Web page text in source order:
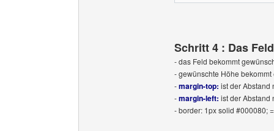
Schritt 4 : Das
- das Feld bekommt
- gewünschte Höhe
-margin-top: ist der Abstand
-margin-left: ist der Abstand
- border: 1px solid #000080;